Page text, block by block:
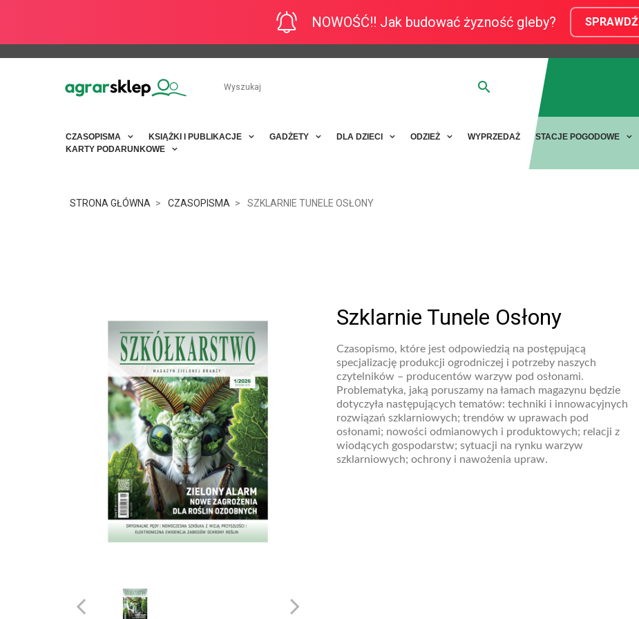
NOWOŚĆ!! Jak budować żyzność gleby? SPRAWDŹ
CZASOPISMA KSIĄŻKI I PUBLIKACJE GADŻETY DLA DZIECI ODZIEŻ WYPRZEDAŻ
STACJE POGODOWE
KARTY PODARUNKOWE
STRONA GŁÓWNA CZASOPISMA SZKLARNIE TUNELE OSŁONY
Szklarnie Tunele Osłony
Czasopismo, które jest odpowiedzią na postępującą
specjalizację produkcji ogrodniczej i potrzeby naszych
czytelników – producentów warzyw pod osłonami.
Problematyka, jaką poruszamy na łamach magazynu będzie
dotyczyła następujących tematów: techniki i innowacyjnych
rozwiązań szklarniowych; trendów w uprawach pod
osłonami; nowości odmianowych i produktowych; relacji z
wiodących gospodarstw; sytuacji na rynku warzyw
szklarniowych; ochrony i nawożenia upraw.